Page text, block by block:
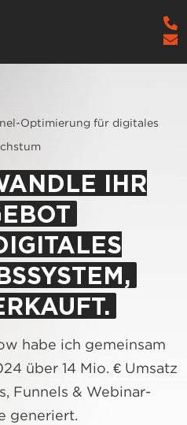
Optimierung für digitales
IHR
habe ich gemeinsam
über 14 Mio. € Umsatz
Funnels & Webinar-
generiert.